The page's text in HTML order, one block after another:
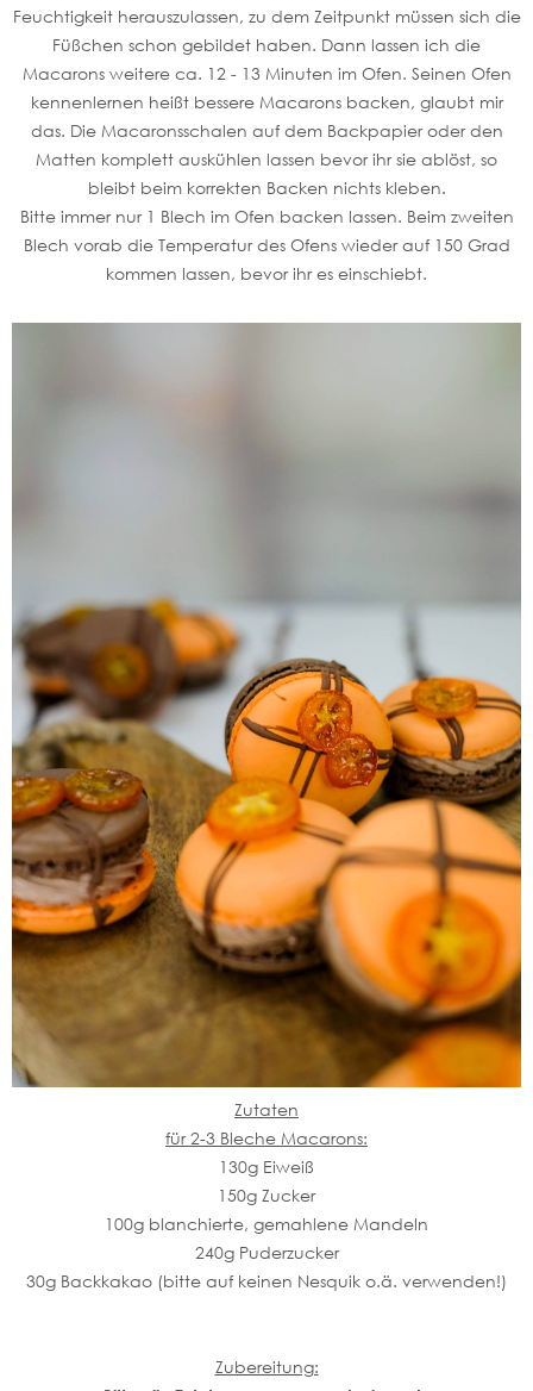
Feuchtigkeit herauszulassen, zu dem Zeitpunkt müssen sich die
Füßchen schon gebildet haben. Dann lassen ich die
Macarons weitere ca. 12 - 13 Minuten im Ofen. Seinen Ofen
kennenlernen heißt bessere Macarons backen, glaubt mir
das. Die Macaronsschalen auf dem Backpapier oder den
Matten komplett auskühlen lassen bevor ihr sie ablöst, so
bleibt beim korrekten Backen nichts kleben.
Bitte immer nur 1 Blech im Ofen backen lassen. Beim zweiten
Blech vorab die Temperatur des Ofens wieder auf 150 Grad
kommen lassen, bevor ihr es einschiebt.
Zutaten
für 2-3 Bleche Macarons:
130g Eiweiß
150g Zucker
100g blanchierte, gemahlene Mandeln
240g Puderzucker
30g Backkakao (bitte auf keinen Nesquik o.ä. verwenden!)
Zubereitung: